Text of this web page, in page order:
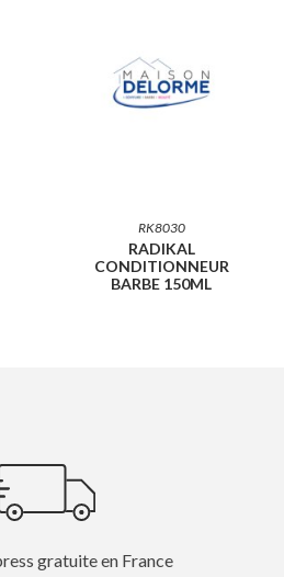
RK8030
RADIKAL
CONDITIONNEUR
BARBE 150ML
gratuite en France